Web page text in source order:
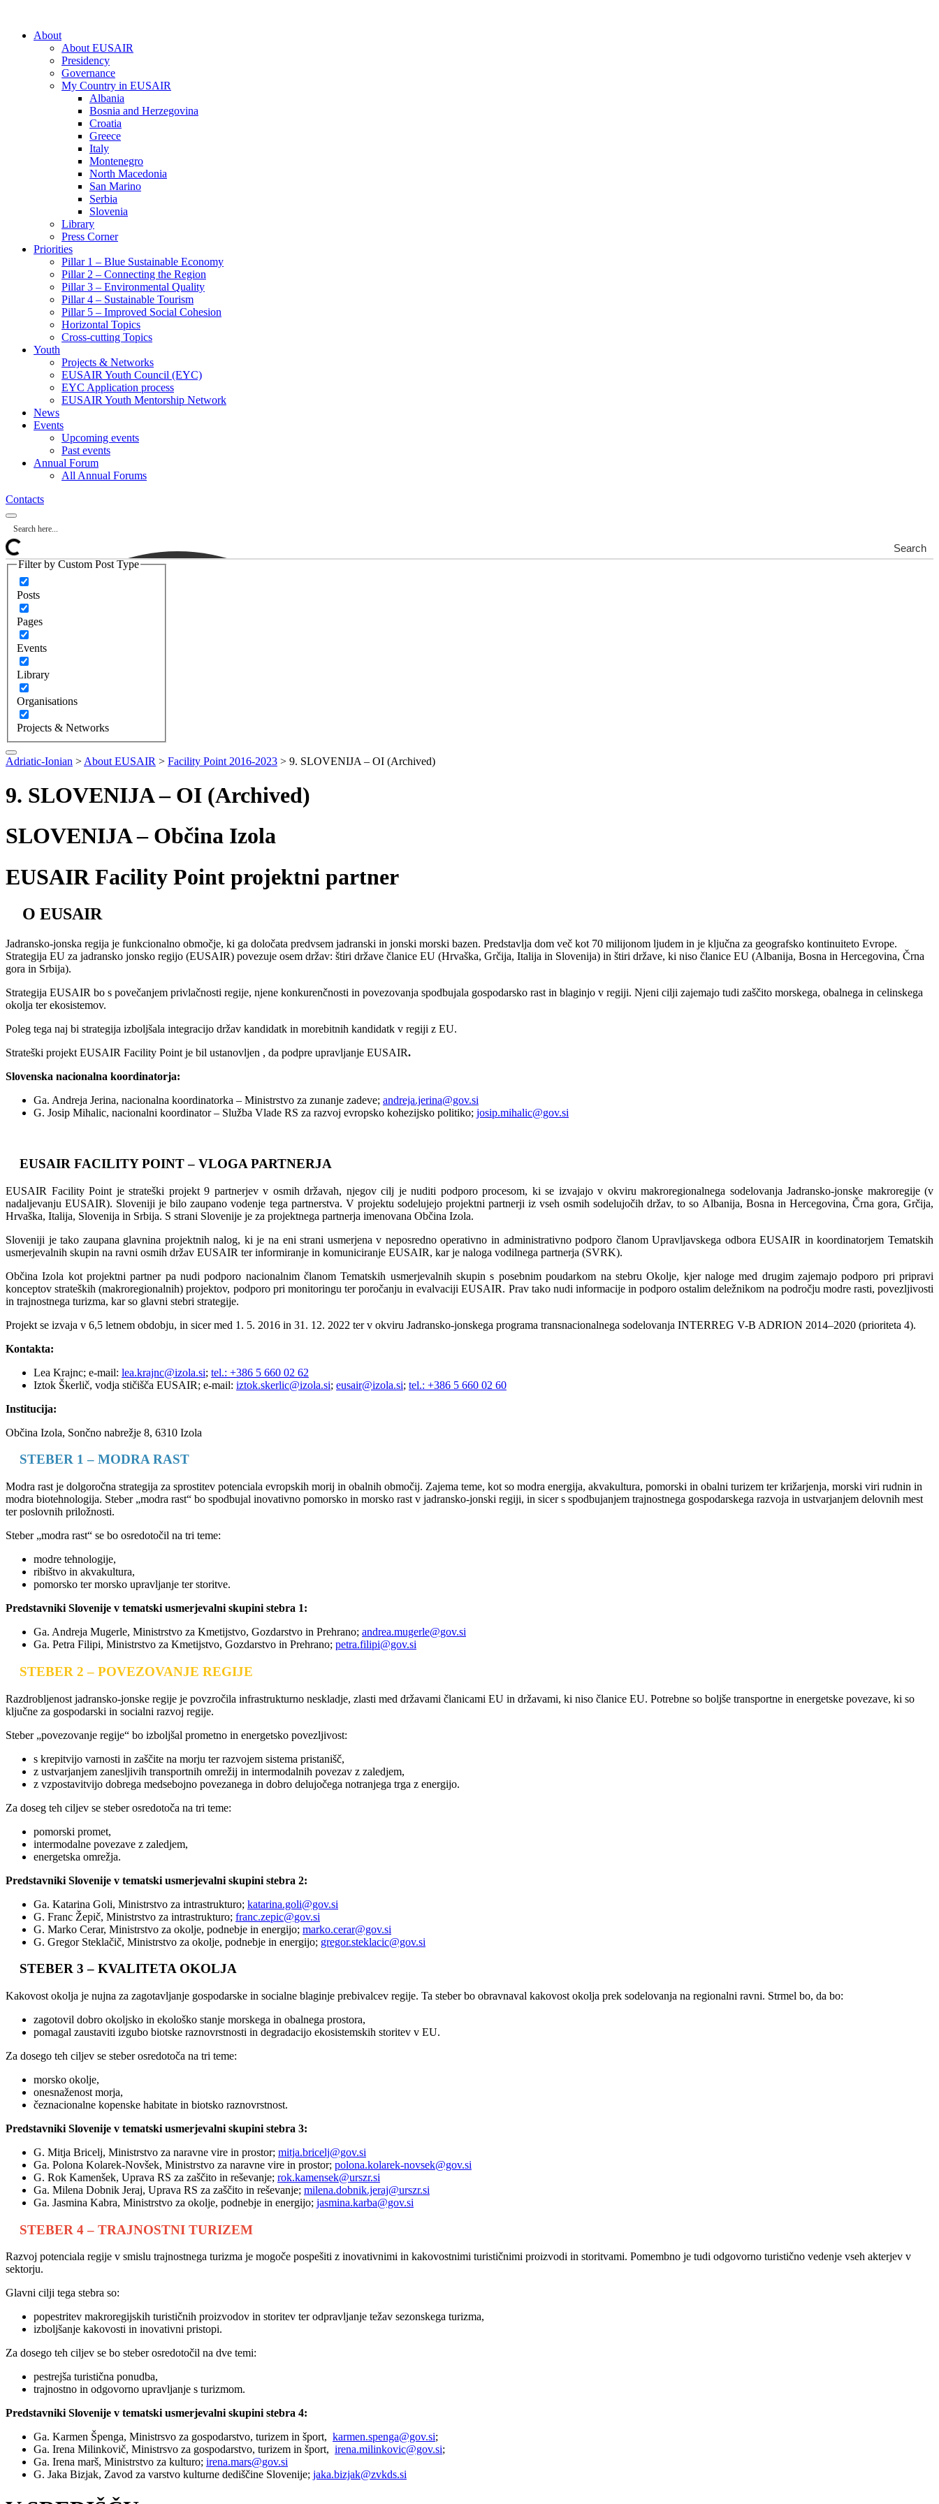
About
About EUSAIR
Presidency
Governance
My Country in EUSAIR
Albania
Bosnia and Herzegovina
Croatia
Greece
Italy
Montenegro
North Macedonia
San Marino
Serbia
Slovenia
Library
Press Corner
Priorities
Pillar 1 – Blue Sustainable Economy
Pillar 2 – Connecting the Region
Pillar 3 – Environmental Quality
Pillar 4 – Sustainable Tourism
Pillar 5 – Improved Social Cohesion
Horizontal Topics
Cross-cutting Topics
Youth
Projects & Networks
EUSAIR Youth Council (EYC)
EYC Application process
EUSAIR Youth Mentorship Network
News
Events
Upcoming events
Past events
Annual Forum
All Annual Forums
Contacts
Search
Filter by Custom Post Type
Posts
Pages
Events
Library
Organisations
Projects & Networks
Adriatic-Ionian > About EUSAIR > Facility Point 2016-2023 > 9. SLOVENIJA – OI (Archived)
9. SLOVENIJA – OI (Archived)
SLOVENIJA – Občina Izola
EUSAIR Facility Point projektni partner
O EUSAIR
Jadransko-jonska regija je funkcionalno območje, ki ga določata predvsem jadranski in jonski morski bazen. Predstavlja dom več kot 70 milijonom ljudem in je ključna za geografsko kontinuiteto Evrope.
Strategija EU za jadransko jonsko regijo (EUSAIR) povezuje osem držav: štiri države članice EU (Hrvaška, Grčija, Italija in Slovenija) in štiri države, ki niso članice EU (Albanija, Bosna in Hercegovina, Črna
gora in Srbija).
Strategija EUSAIR bo s povečanjem privlačnosti regije, njene konkurenčnosti in povezovanja spodbujala gospodarsko rast in blaginjo v regiji. Njeni cilji zajemajo tudi zaščito morskega, obalnega in celinskega
okolja ter ekosistemov.
Poleg tega naj bi strategija izboljšala integracijo držav kandidatk in morebitnih kandidatk v regiji z EU.
Strateški projekt EUSAIR Facility Point je bil ustanovljen , da podpre upravljanje EUSAIR.
Slovenska nacionalna koordinatorja:
Ga. Andreja Jerina, nacionalna koordinatorka – Ministrstvo za zunanje zadeve; andreja.jerina@gov.si
G. Josip Mihalic, nacionalni koordinator – Služba Vlade RS za razvoj evropsko kohezijsko politiko; josip.mihalic@gov.si
EUSAIR FACILITY POINT – VLOGA PARTNERJA
EUSAIR Facility Point je strateški projekt 9 partnerjev v osmih državah, njegov cilj je nuditi podporo procesom, ki se izvajajo v okviru makroregionalnega sodelovanja Jadransko-jonske makroregije (v
nadaljevanju EUSAIR). Sloveniji je bilo zaupano vodenje tega partnerstva. V projektu sodelujejo projektni partnerji iz vseh osmih sodelujočih držav, to so Albanija, Bosna in Hercegovina, Črna gora, Grčija,
Hrvaška, Italija, Slovenija in Srbija. S strani Slovenije je za projektnega partnerja imenovana Občina Izola.
Sloveniji je tako zaupana glavnina projektnih nalog, ki je na eni strani usmerjena v neposredno operativno in administrativno podporo članom Upravljavskega odbora EUSAIR in koordinatorjem Tematskih
usmerjevalnih skupin na ravni osmih držav EUSAIR ter informiranje in komuniciranje EUSAIR, kar je naloga vodilnega partnerja (SVRK).
Občina Izola kot projektni partner pa nudi podporo nacionalnim članom Tematskih usmerjevalnih skupin s posebnim poudarkom na stebru Okolje, kjer naloge med drugim zajemajo podporo pri pripravi
konceptov strateških (makroregionalnih) projektov, podporo pri monitoringu ter poročanju in evalvaciji EUSAIR. Prav tako nudi informacije in podporo ostalim deležnikom na področju modre rasti, povezljivosti
in trajnostnega turizma, kar so glavni stebri strategije.
Projekt se izvaja v 6,5 letnem obdobju, in sicer med 1. 5. 2016 in 31. 12. 2022 ter v okviru Jadransko-jonskega programa transnacionalnega sodelovanja INTERREG V-B ADRION 2014–2020 (prioriteta 4).
Kontakta:
Lea Krajnc; e-mail: lea.krajnc@izola.si; tel.: +386 5 660 02 62
Iztok Škerlič, vodja stičišča EUSAIR; e-mail: iztok.skerlic@izola.si; eusair@izola.si; tel.: +386 5 660 02 60
Institucija:
Občina Izola, Sončno nabrežje 8, 6310 Izola
STEBER 1 – MODRA RAST
Modra rast je dolgoročna strategija za sprostitev potenciala evropskih morij in obalnih območij. Zajema teme, kot so modra energija, akvakultura, pomorski in obalni turizem ter križarjenja, morski viri rudnin in
modra biotehnologija. Steber „modra rast“ bo spodbujal inovativno pomorsko in morsko rast v jadransko-jonski regiji, in sicer s spodbujanjem trajnostnega gospodarskega razvoja in ustvarjanjem delovnih mest
ter poslovnih priložnosti.
Steber „modra rast“ se bo osredotočil na tri teme:
modre tehnologije,
ribištvo in akvakultura,
pomorsko ter morsko upravljanje ter storitve.
Predstavniki Slovenije v tematski usmerjevalni skupini stebra 1:
Ga. Andreja Mugerle, Ministrstvo za Kmetijstvo, Gozdarstvo in Prehrano; andrea.mugerle@gov.si
Ga. Petra Filipi, Ministrstvo za Kmetijstvo, Gozdarstvo in Prehrano; petra.filipi@gov.si
STEBER 2 – POVEZOVANJE REGIJE
Razdrobljenost jadransko-jonske regije je povzročila infrastrukturno neskladje, zlasti med državami članicami EU in državami, ki niso članice EU. Potrebne so boljše transportne in energetske povezave, ki so
ključne za gospodarski in socialni razvoj regije.
Steber „povezovanje regije“ bo izboljšal prometno in energetsko povezljivost:
s krepitvijo varnosti in zaščite na morju ter razvojem sistema pristanišč,
z ustvarjanjem zanesljivih transportnih omrežij in intermodalnih povezav z zaledjem,
z vzpostavitvijo dobrega medsebojno povezanega in dobro delujočega notranjega trga z energijo.
Za doseg teh ciljev se steber osredotoča na tri teme:
pomorski promet,
intermodalne povezave z zaledjem,
energetska omrežja.
Predstavniki Slovenije v tematski usmerjevalni skupini stebra 2:
Ga. Katarina Goli, Ministrstvo za intrastrukturo; katarina.goli@gov.si
G. Franc Žepič, Ministrstvo za intrastrukturo; franc.zepic@gov.si
G. Marko Cerar, Ministrstvo za okolje, podnebje in energijo; marko.cerar@gov.si
G. Gregor Steklačič, Ministrstvo za okolje, podnebje in energijo; gregor.steklacic@gov.si
STEBER 3 – KVALITETA OKOLJA
Kakovost okolja je nujna za zagotavljanje gospodarske in socialne blaginje prebivalcev regije. Ta steber bo obravnaval kakovost okolja prek sodelovanja na regionalni ravni. Strmel bo, da bo:
zagotovil dobro okoljsko in ekološko stanje morskega in obalnega prostora,
pomagal zaustaviti izgubo biotske raznovrstnosti in degradacijo ekosistemskih storitev v EU.
Za dosego teh ciljev se steber osredotoča na tri teme:
morsko okolje,
onesnaženost morja,
čeznacionalne kopenske habitate in biotsko raznovrstnost.
Predstavniki Slovenije v tematski usmerjevalni skupini stebra 3:
G. Mitja Bricelj, Ministrstvo za naravne vire in prostor; mitja.bricelj@gov.si
Ga. Polona Kolarek-Novšek, Ministrstvo za naravne vire in prostor; polona.kolarek-novsek@gov.si
G. Rok Kamenšek, Uprava RS za zaščito in reševanje; rok.kamensek@urszr.si
Ga. Milena Dobnik Jeraj, Uprava RS za zaščito in reševanje; milena.dobnik.jeraj@urszr.si
Ga. Jasmina Kabra, Ministrstvo za okolje, podnebje in energijo; jasmina.karba@gov.si
STEBER 4 – TRAJNOSTNI TURIZEM
Razvoj potenciala regije v smislu trajnostnega turizma je mogoče pospešiti z inovativnimi in kakovostnimi turističnimi proizvodi in storitvami. Pomembno je tudi odgovorno turistično vedenje vseh akterjev v
sektorju.
Glavni cilji tega stebra so:
popestritev makroregijskih turističnih proizvodov in storitev ter odpravljanje težav sezonskega turizma,
izboljšanje kakovosti in inovativni pristopi.
Za dosego teh ciljev se bo steber osredotočil na dve temi:
pestrejša turistična ponudba,
trajnostno in odgovorno upravljanje s turizmom.
Predstavniki Slovenije v tematski usmerjevalni skupini stebra 4:
Ga. Karmen Špenga, Ministrsvo za gospodarstvo, turizem in šport, karmen.spenga@gov.si;
Ga. Irena Milinkovič, Ministrsvo za gospodarstvo, turizem in šport, irena.milinkovic@gov.si;
Ga. Irena marš, Ministrstvo za kulturo; irena.mars@gov.si
G. Jaka Bizjak, Zavod za varstvo kulturne dediščine Slovenije; jaka.bizjak@zvkds.si